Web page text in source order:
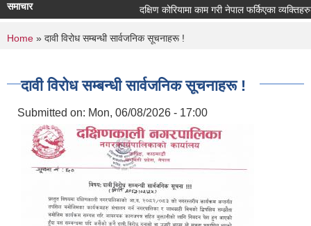
समाचार दक्षिण कोरियामा काम गरी नेपाल फर्किएका
You are here
Home » दावी विरोध सम्बन्धी सार्वजनिक सूचनाहरू !
दावी विरोध सम्बन्धी सार्वजनिक सूचनाहरू !
Submitted on: Mon, 06/08/2026 - 17:00